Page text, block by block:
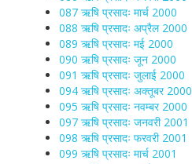
087 ऋषि प्रसादः मार्च 2000
088 ऋषि प्रसादः अप्रैल 2000
089 ऋषि प्रसादः मई 2000
090 ऋषि प्रसादः जून 2000
091 ऋषि प्रसादः जुलाई 2000
094 ऋषि प्रसादः अक्तूबर 2000
095 ऋषि प्रसादः नवम्बर 2000
097 ऋषि प्रसादः जनवरी 2001
098 ऋषि प्रसादः फरवरी 2001
099 ऋषि प्रसादः मार्च 2001